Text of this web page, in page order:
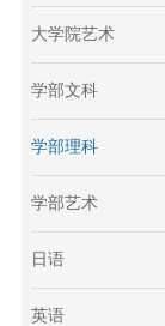
大学院艺术
学部文科
学部理科
学部艺术
日语
英语